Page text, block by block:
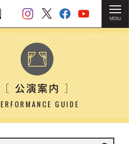
MENU
公演案内］
GUIDE